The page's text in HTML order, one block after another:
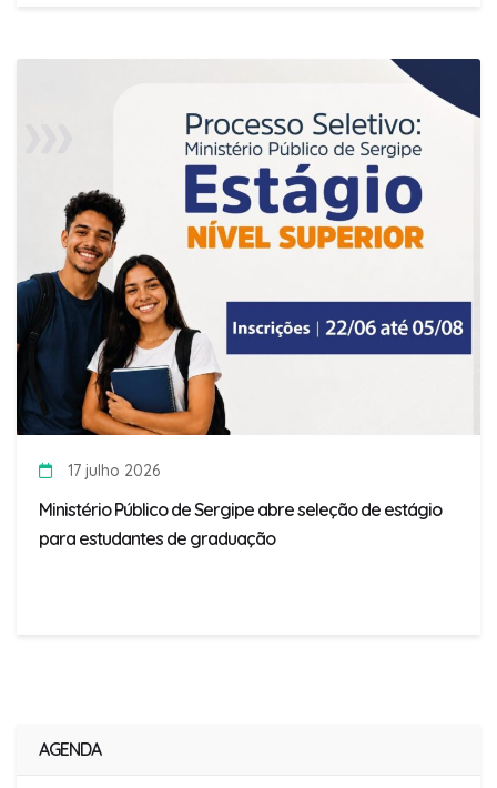
17 julho 2026
Ministério Público de Sergipe abre seleção de estágio
para estudantes de graduação
AGENDA